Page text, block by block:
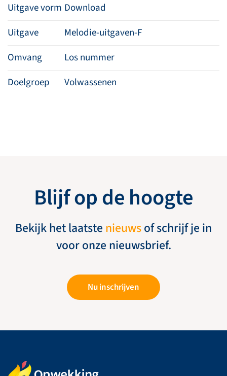
Uitgave vorm Download
Uitgave
Melodie-uitgaven-F
Omvang
Los nummer
Doelgroep
Volwassenen
Blijf op de hoogte
Bekijk het laatste nieuwsof schrijf je in
voor onze nieuwsbrief.
Nu inschrijven